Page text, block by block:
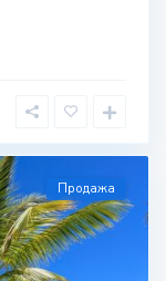
Продажа